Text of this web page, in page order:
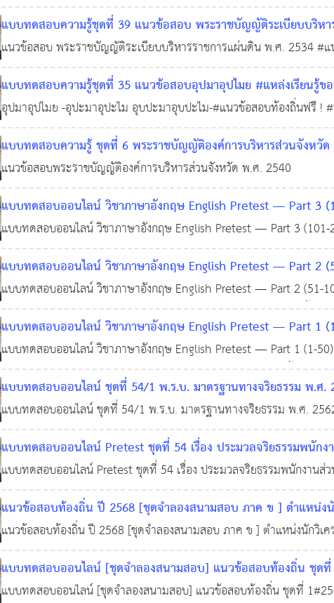
ท้องถิ่นฟรี !!! #สอบบรรจุท้องถิ่น #แหล่งเรียนรู้ของคนท้องถิ่น #ติวสอบอ
แบบทดสอบความรู้ชุดที่ 39 แนวข้อสอบ พระราชบัญญัติระเบียบบริห
0
21,204
แนวข้อสอบ พระราชบัญญัติระเบียบบริหารราชการแผ่นดิน พ.ศ. 2534
#สอบบรรจุท้องถิ่น #แหล่งเรียนรู้ของคนท้องถิ่น
แบบทดสอบความรู้ชุดที่ 35 แนวข้อสอบอุปมาอุปไมย #แหล่งเรียนรู้
2564
0 12,056
อุปมาอุปไมย -อุปะมาอุปะไม อุบปะมาอุบปะไม-#แนวข้อสอบท้องถิ่นฟรี
เรียนรู้ของคนท้องถิ่น #ติวสอบออนไลน์ #แนวข้อสอบออนไลน์
แบบทดสอบความรู้ ชุดที่ 6 พระราชบัญญัติองค์การบริหารส่วนจังหวัด
แนวข้อสอบพระราชบัญญัติองค์การบริหารส่วนจังหวัด พ.ศ. 2540
แบบทดสอบออนไลน์ วิชาภาษาอังกฤษ English Pretest — Part 3
0
648
แบบทดสอบออนไลน์ วิชาภาษาอังกฤษ English Pretest — Part 3
อังกฤษสอบ ก.พ. หรือสอบท้องถิ่น จะเน้นไปที่ 4 ส่วนหลัก: บทสนทนา
และการอ่า
แบบทดสอบออนไลน์ วิชาภาษาอังกฤษ English Pretest — Part 2
แบบทดสอบออนไลน์ วิชาภาษาอังกฤษ English Pretest — Part 2 (51-
ถิ่น จะเน้นไปที่ 4 ส่วนหลัก: บทสนทนา (Conversation), ไวยากรณ์พื้นฐ
ส่วนให
แบบทดสอบออนไลน์ วิชาภาษาอังกฤษ English Pretest — Part 1
678
แบบทดสอบออนไลน์ วิชาภาษาอังกฤษ English Pretest — Part 1 (1-
จะเน้นไปที่ 4 ส่วนหลัก: บทสนทนา (Conversation), ไวยากรณ์พื้นฐาน
ใหญ่
แบบทดสอบออนไลน์ ชุดที่ 54/1 พ.ร.บ. มาตรฐานทางจริยธรรม พ.
ทางจริยธรรม พ.ศ. 2562
11 ธ.ค. 2568 0 1,230
แบบทดสอบออนไลน์ ชุดที่ 54/1 พ.ร.บ. มาตรฐานทางจริยธรรม พ.ศ.
จริยธรรม พ.ศ. 2562 เป็นกฎหมายที่มีจุดมุ่งหมายเพื่อกำหนด มาตรฐานจ
แบบทดสอบออนไลน์ Pretest ชุดที่ 54 เรื่อง ประมวลจริยธรรมพนั
11 ธ.ค. 2568 0 930
แบบทดสอบออนไลน์ Pretest ชุดที่ 54 เรื่อง ประมวลจริยธรรมพนักงาน
ประกาศคณะกรรมการมาตรฐานการบริหารงานบุคคลส่วนท้องถิ่น เรื่อง ป
แนวข้อสอบท้องถิ่น ปี 2568 [ชุดจำลองสนามสอบ ภาค ข ] ตำแหน่ง
0
4,234
แนวข้อสอบท้องถิ่น ปี 2568 [ชุดจำลองสนามสอบ ภาค ข ] ตำแหน่งนักวิเ
บรรจุบุคคลเข้ารับราชการเป็นข้าราชการหรือพนักงานส่วนท้องถิ่น พ.ศ.
แบบทดสอบออนไลน์ [ชุดจำลองสนามสอบ] แนวข้อสอบท้องถิ่น ชุดที่
พ.ย. 2568
0 1,871
แบบทดสอบออนไลน์ [ชุดจำลองสนามสอบ] แนวข้อสอบท้องถิ่น ชุดที่